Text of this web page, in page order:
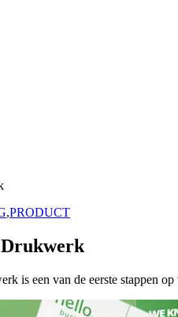
,PRODUCT
is een van de eerste stappen